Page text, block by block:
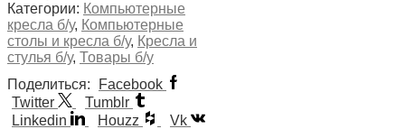
Категории: Компьютерные
кресла б/у, Компьютерные
столы и кресла б/у, Кресла и
стулья б/у, Товары б/у
Поделиться:
Facebook
Twitter
Tumblr
Linkedin
Houzz
Vk